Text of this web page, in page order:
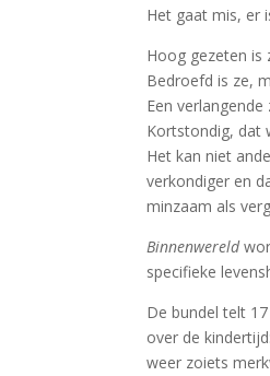
Het gaat mis, er
Hoog gezeten is
Bedroefd is ze,
Een
Kortstondig, dat
Het kan niet
verkondiger en
minzaam als
Binnenwereld
specifieke
De bundel telt
over de
weer zoiets